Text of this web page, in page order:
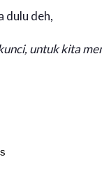
dulu deh,
untuk kita